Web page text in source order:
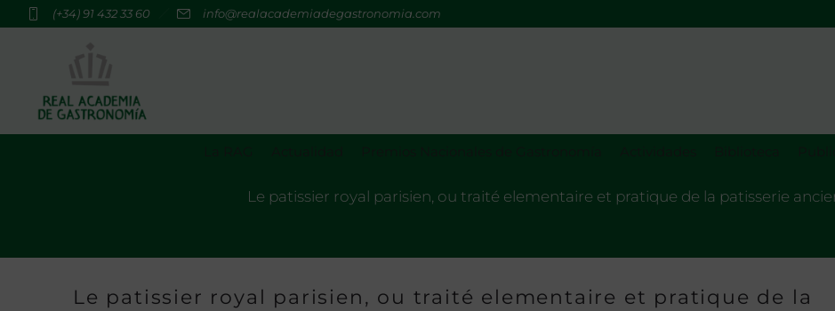
(+34) 91 432 33 60 info@realacademiadegastronomia.com
Le patissier royal parisien, ou traité elementaire et pratique de la patisserie
Le patissier royal parisien, ou traité elementaire et pratique de la